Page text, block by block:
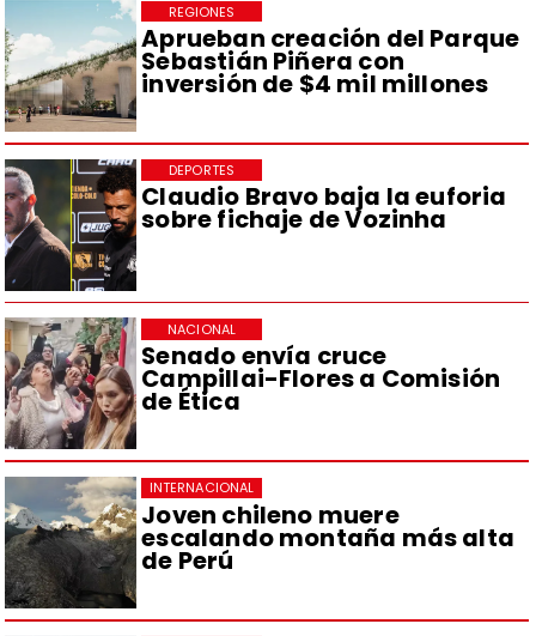
Aprueban creación del Parque
Sebastián Piñera con
inversión de $4 mil millones
REGIONES
Claudio Bravo baja la euforia
sobre fichaje de Vozinha
DEPORTES
Senado envía cruce
Campillai-Flores a Comisión
de Ética
NACIONAL
Joven chileno muere
escalando montaña más alta
de Perú
INTERNACIONAL